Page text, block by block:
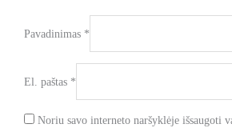
Pavadinimas *
El. paštas *
Noriu savo interneto naršyklėje išsaugoti